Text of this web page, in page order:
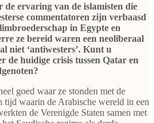
ervaring van de islamisten die
commentatoren zijn verbaasd
in Egypte en
ze bereid waren een neoliberaal
niet ‘antiwesters’. Kunt u
de huidige crisis tussen Qatar en
goed waar ze stonden met de
tijd waarin de Arabische wereld in een
de Verenigde Staten samen met